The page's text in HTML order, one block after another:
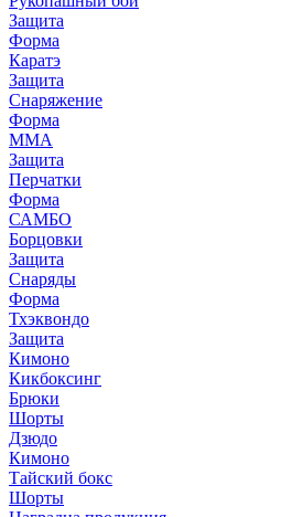
Защита
Форма
Каратэ
Защита
Снаряжение
Форма
ММА
Защита
Перчатки
Форма
САМБО
Борцовки
Защита
Снаряды
Форма
Тхэквондо
Защита
Кимоно
Кикбоксинг
Брюки
Шорты
Дзюдо
Кимоно
Тайский бокс
Шорты